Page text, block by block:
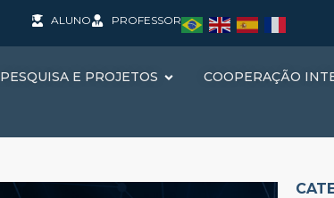
ALUNO PROFESSOR
PESQUISA E PROJETOS COOPERAÇÃO